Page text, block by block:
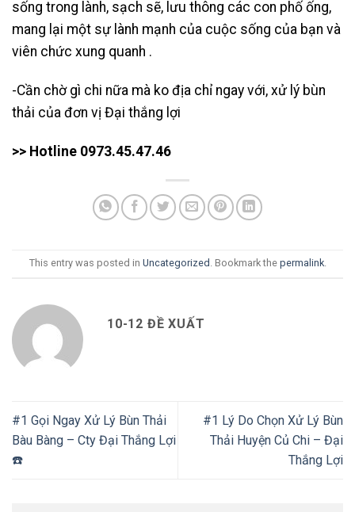
sống trong lành, sạch sẽ, lưu thông các con phố ống,
mang lại một sự lành mạnh của cuộc sống của bạn và
viên chức xung quanh .
-Cần chờ gì chi nữa mà ko địa chỉ ngay với, xử lý bùn
thải của đơn vị Đại thắng lợi
>> Hotline 0973.45.47.46
This entry was posted in Uncategorized . Bookmark the permalink.
10-12 ĐỀ XUẤT
#1 Gọi Ngay Xử Lý Bùn Thải
Bàu Bàng – Cty Đại Thắng Lợi
☎️
#1 Lý Do Chọn Xử Lý Bùn
Thải Huyện Củ Chi – Đại
Thắng Lợi